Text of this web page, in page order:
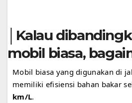
│Kalau
mobil biasa,
Mobil biasa yang digunakan di
memiliki efisiensi bahan bakar
km/L.